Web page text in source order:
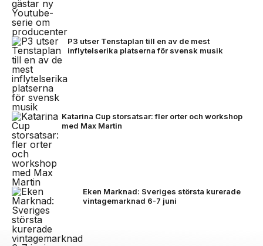
P3 utser Tenstaplan till en av de mest
inflytelserika platserna för svensk musik
Katarina Cup storsatsar: fler orter och workshop
med Max Martin
Eken Marknad: Sveriges största kurerade
vintagemarknad 6-7 juni